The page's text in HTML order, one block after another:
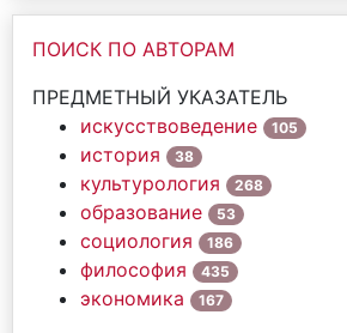
ПОИСК ПО АВТОРАМ
ПРЕДМЕТНЫЙ УКАЗАТЕЛЬ
искусствоведение
105
история 38
культурология 268
образование 53
социология 186
философия 435
экономика 167